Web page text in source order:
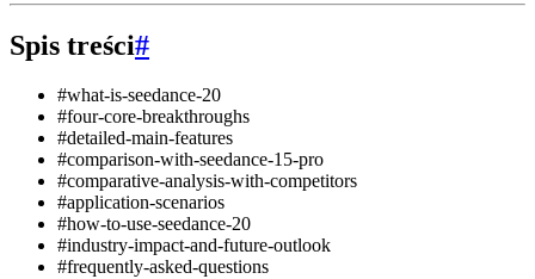
Spis treści#
#what-is-seedance-20
#four-core-breakthroughs
#detailed-main-features
#comparison-with-seedance-15-pro
#comparative-analysis-with-competitors
#application-scenarios
#how-to-use-seedance-20
#industry-impact-and-future-outlook
#frequently-asked-questions